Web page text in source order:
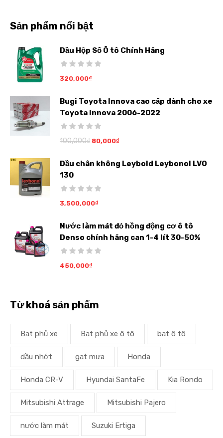
Sản phẩm nổi bật
Dầu Hộp Số Ô tô Chính Hãng
320,000₫
Bugi Toyota Innova cao cấp dành cho xe
Toyota Innova 2006-2022
100,000₫ 80,000₫
Dầu chân không Leybold Leybonol LVO
130
3,500,000₫
Nước làm mát đỏ hồng động cơ ô tô
Denso chính hãng can 1-4 lít 30-50%
450,000₫
Từ khoá sản phẩm
Bạt phủ xe Bạt phủ xe ô tô bạt ô tô
dầu nhớt gạt mưa Honda
Honda CR-V Hyundai SantaFe Kia Rondo
Mitsubishi Attrage Mitsubishi Pajero
nước làm mát Suzuki Ertiga